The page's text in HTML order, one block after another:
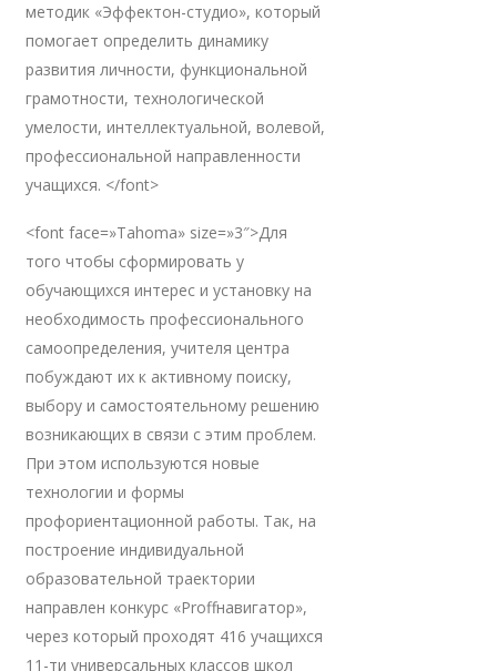
методик «Эффектон-студио», который
помогает определить динамику
развития личности, функциональной
грамотности, технологической
умелости, интеллектуальной, волевой,
профессиональной направленности
учащихся. </font>
<font face=»Tahoma» size=»3″>Для
того чтобы сформировать у
обучающихся интерес и установку на
необходимость профессионального
самоопределения, учителя центра
побуждают их к активному поиску,
выбору и самостоятельному решению
возникающих в связи с этим проблем.
При этом используются новые
технологии и формы
профориентационной работы. Так, на
построение индивидуальной
образовательной траектории
направлен конкурс «Proffнавигатор»,
через который проходят 416 учащихся
11-ти универсальных классов школ